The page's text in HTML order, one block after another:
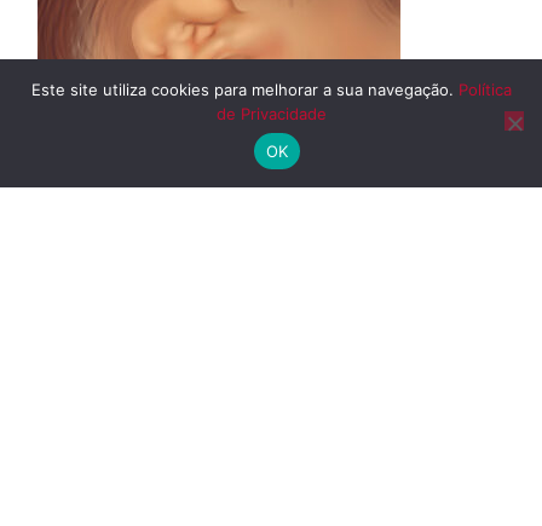
Este site utiliza cookies para melhorar a sua navegação. Política
de Privacidade
OK